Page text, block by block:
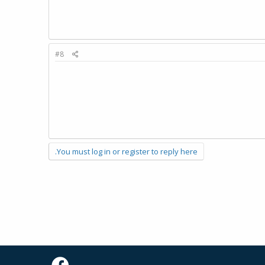
#8
You must log in or register to reply here.